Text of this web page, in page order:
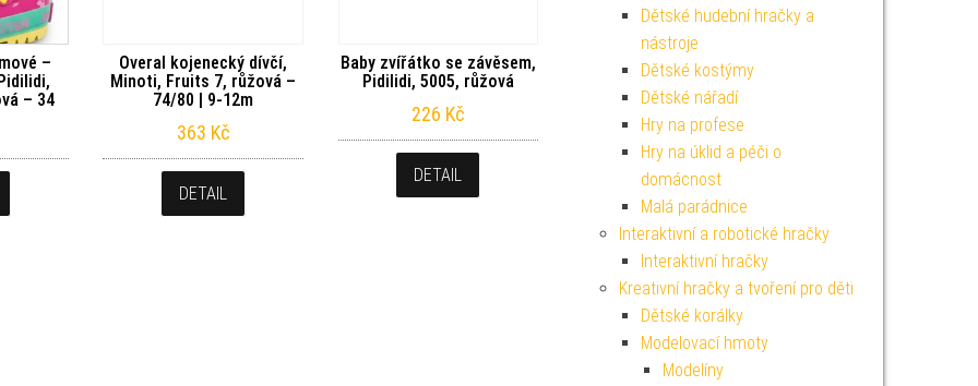
–
– 34
Overal kojenecký dívčí,
Minoti, Fruits 7, růžová –
74/80 | 9-12m
363 Kč
DETAIL
Baby zvířátko se závěsem,
Pidilidi, 5005, růžová
226 Kč
DETAIL
Dětské hudební hračky a
nástroje
Dětské kostýmy
Dětské nářadí
Hry na profese
Hry na úklid a péči o
domácnost
Malá parádnice
Interaktivní a robotické hračky
Interaktivní hračky
Kreativní hračky a tvoření pro děti
Dětské korálky
Modelovací hmoty
Modelíny